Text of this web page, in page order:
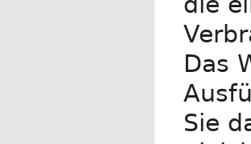
Das
Sie